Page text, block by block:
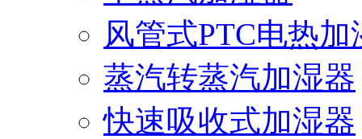
风管式PTC电热加
蒸汽转蒸汽加湿器
快速吸收式加湿器